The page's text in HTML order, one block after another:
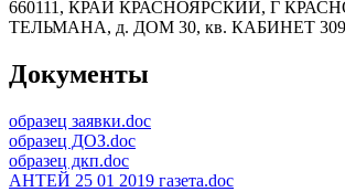
660111, КРАЙ КРАСНОЯРСКИЙ, Г
ТЕЛЬМАНА, д. ДОМ 30, кв. КАБИНЕТ 309
Документы
образец заявки.doc
образец ДОЗ.doc
образец дкп.doc
АНТЕЙ 25 01 2019 газета.doc